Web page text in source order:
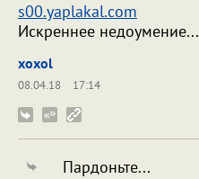
s00.yaplakal.com
Искреннее недоумение...
xoxol
08.04.18
17:14
Пардоньте...